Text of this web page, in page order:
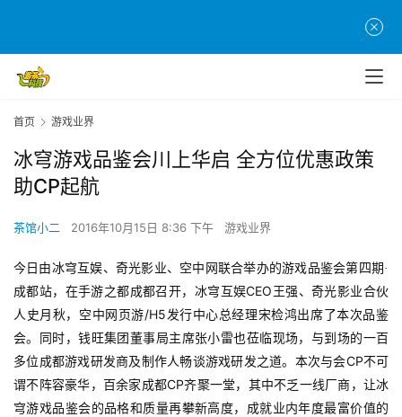
首页 游戏业界
冰穹游戏品鉴会川上华启 全方位优惠政策
助CP起航
茶馆小二 2016年10月15日 8:36 下午 游戏业界
今日由冰穹互娱、奇光影业、空中网联合举办的游戏品鉴会第四期·
成都站，在手游之都成都召开，冰穹互娱CEO 王强、奇光影业合伙
人史月秋，空中网页游/H5发行中心总经理宋检鸿出席了本次品鉴
会。同时，钱旺集团董事局主席张小雷也莅临现场，与到场的一百
多位成都游戏研发商及制作人畅谈游戏研发之道。本次与会CP不可
谓不阵容豪华，百余家成都CP齐聚一堂，其中不乏一线厂商，让冰
穹游戏品鉴会的品格和质量再攀新高度，成就业内年度最富价值的